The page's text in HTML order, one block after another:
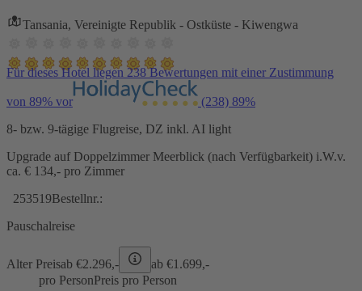
Tansania, Vereinigte Republik - Ostküste - Kiwengwa
Für dieses Hotel liegen 238 Bewertungen mit einer Zustimmung
von 89% vor (238) 89%
8- bzw. 9-tägige Flugreise, DZ inkl. AI light
Upgrade auf Doppelzimmer Meerblick (nach Verfügbarkeit) i.W.v.
ca. € 134,- pro Zimmer
253519Bestellnr.:
Pauschalreise
Alter Preisab €2.296,- ab €1.699,-
pro PersonPreis pro Person